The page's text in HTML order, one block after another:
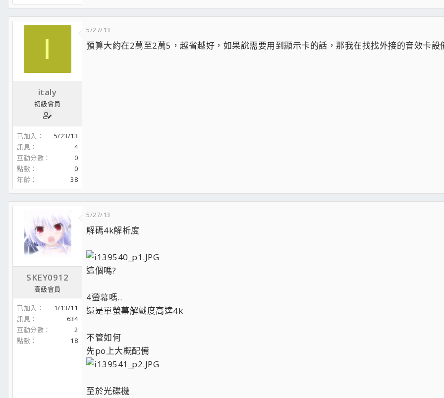
I
italy
初級會員
已加入
5/23/13
訊息
4
互動分數
0
點數
0
年齡
38
5/27/13
預算大約在2萬至2萬5，越省越好，如果說需要用到顯示卡的話，那我在找找外接的音效卡設
SKEY0912
高級會員
已加入
1/13/11
訊息
634
互動分數
2
點數
18
5/27/13
解碼4k解析度
這個嗎?
4螢幕嗎..
還是單螢幕解戲度高達4k
不管如何
先po上大概配備
至於光碟機